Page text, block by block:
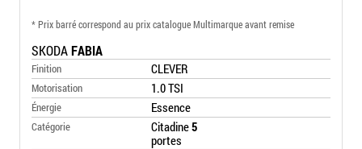
* Prix barré correspond au prix catalogue Multimarque avant remise
SKODAFABIA
Finition CLEVER
Motorisation 1.0 TSI
Énergie Essence
Catégorie Citadine5
portes